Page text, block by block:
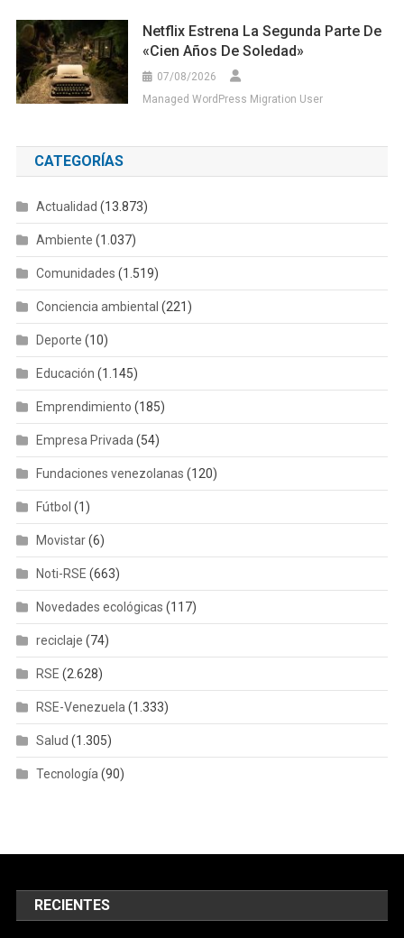
Netflix Estrena La Segunda Parte De
«Cien Años De Soledad»
07/08/2026
Managed WordPress Migration User
CATEGORÍAS
Actualidad (13.873)
Ambiente (1.037)
Comunidades (1.519)
Conciencia ambiental (221)
Deporte (10)
Educación (1.145)
Emprendimiento (185)
Empresa Privada (54)
Fundaciones venezolanas (120)
Fútbol (1)
Movistar(6)
Noti-RSE (663)
Novedades ecológicas (117)
reciclaje (74)
RSE (2.628)
RSE-Venezuela (1.333)
Salud (1.305)
Tecnología (90)
RECIENTES